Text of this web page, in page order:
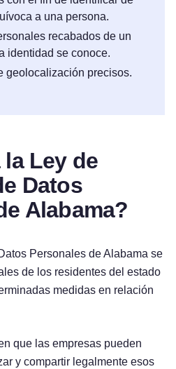
a una persona.
recabados de un
identidad se conoce.
geolocalización precisos.
Ley de
Datos
Alabama?
Personales de Alabama se
de los residentes del estado
medidas en relación
que las empresas pueden
y compartir legalmente esos